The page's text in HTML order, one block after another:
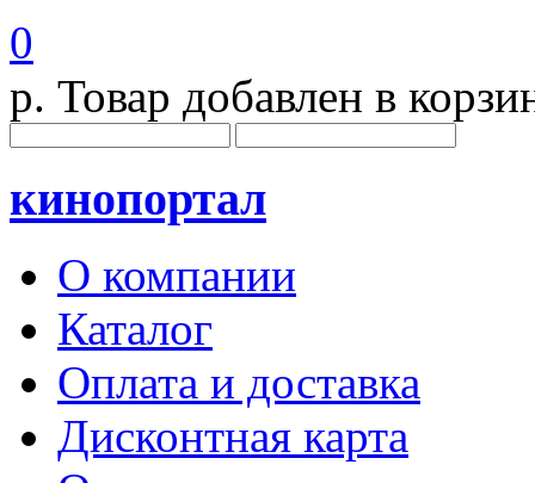
0
р. Товар добавлен в
кинопортал
О компании
Каталог
Оплата и доставка
Дисконтная карта